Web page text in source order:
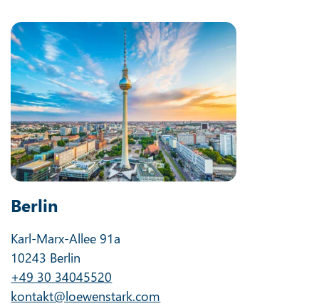
Berlin
Karl-Marx-Allee 91a
10243 Berlin
+49 30 34045520
kontakt@loewenstark.com